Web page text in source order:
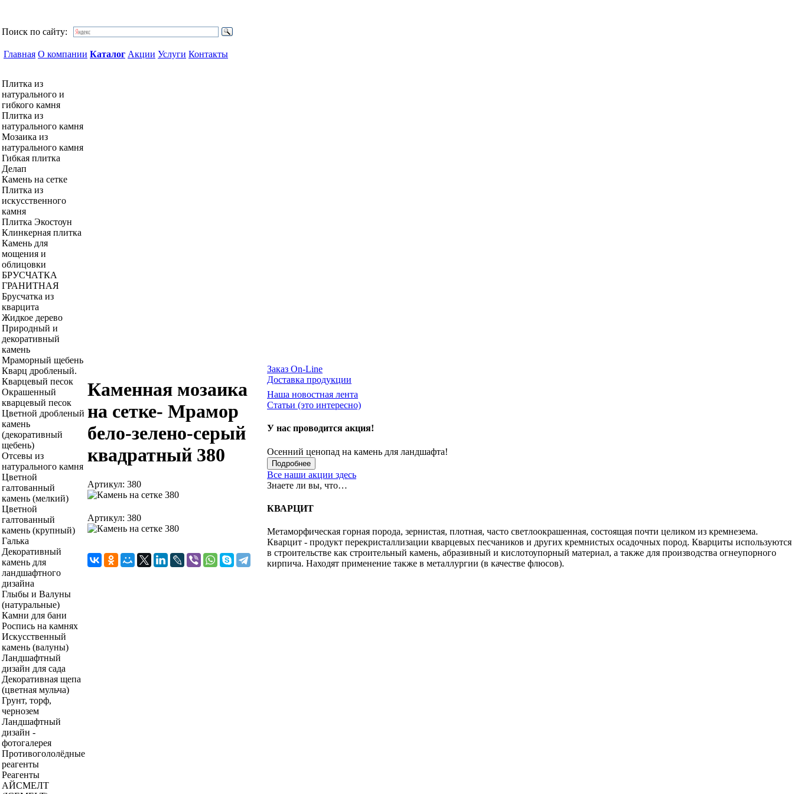
Поиск по сайту:
Главная О компании Каталог Акции Услуги Контакты
Плитка из
натурального и
гибкого камня
Плитка из
натурального камня
Мозаика из
натурального камня
Гибкая плитка
Делап
Камень на сетке
Плитка из
искусственного
камня
Плитка Экостоун
Клинкерная плитка
Камень для
мощения и
облицовки
БРУСЧАТКА
ГРАНИТНАЯ
Брусчатка из
кварцита
Жидкое дерево
Природный и
декоративный
камень
Мраморный щебень
Кварц дробленый.
Кварцевый песок
Окрашенный
кварцевый песок
Цветной дробленый
камень
(декоративный
щебень)
Отсевы из
натурального камня
Цветной
галтованный
камень (мелкий)
Цветной
галтованный
камень (крупный)
Галька
Декоративный
камень для
ландшафтного
дизайна
Глыбы и Валуны
(натуральные)
Камни для бани
Роспись на камнях
Искусственный
камень (валуны)
Ландшафтный
дизайн для сада
Декоративная щепа
(цветная мульча)
Грунт, торф,
чернозем
Ландшафтный
дизайн -
фотогалерея
Противогололёдные
реагенты
Реагенты
АЙСМЕЛТ
Каменная мозаика
на сетке- Мрамор
бело-зелено-серый
квадратный 380
Артикул: 380
Артикул: 380
Заказ On-Line
Доставка продукции
Наша новостная лента
Статьи (это интересно)
У нас проводится акция!
Осенний ценопад на камень для ландшафта!
Подробнее
Все наши акции здесь
Знаете ли вы, что…
КВАРЦИТ
Метаморфическая горная порода, зернистая, плотная, часто светлоокрашенная, состоящая почти целиком из кремнезема.
Кварцит - продукт перекристаллизации кварцевых песчаников и других кремнистых осадочных пород. Кварциты используются
в строительстве как строительный камень, абразивный и кислотоупорный материал, а также для производства огнеупорного
кирпича. Находят применение также в металлургии (в качестве флюсов).